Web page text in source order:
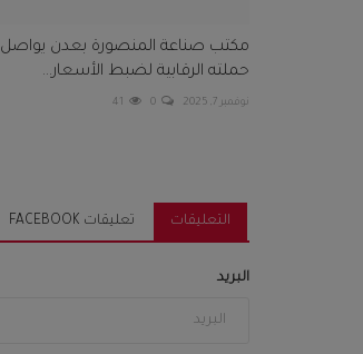
مكتب صناعة المنصورة بعدن يواصل
حملته الرقابية لضبط الأسعار...
نوفمبر 7, 2025 0
41
التعليقات تعليقات FACEBOOK
البريد